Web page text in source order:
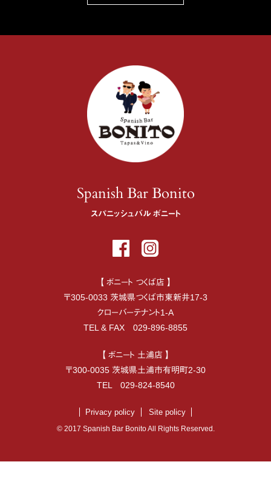
Spanish Bar Bonito
スパニッシュバル ボニート
【 ボニート つくば店 】
〒305-0033 茨城県つくば市東新井17-3
クローバーテナント1-A
TEL & FAX 029-896-8855
【 ボニート 土浦店 】
〒300-0035 茨城県土浦市有明町2-30
TEL 029-824-8540
Privacy policy Site policy
© 2017 Spanish Bar Bonito All Rights Reserved.